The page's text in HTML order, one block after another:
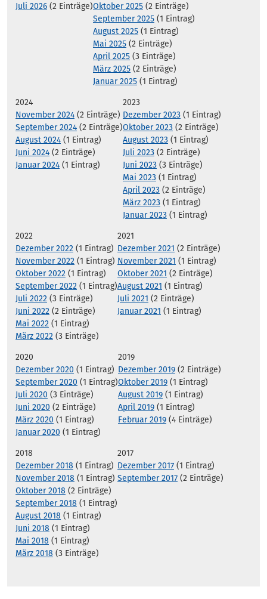
Juli 2026 (2 Einträge)Oktober 2025 (2 Einträge)
September 2025 (1 Eintrag)
August 2025 (1 Eintrag)
Mai 2025 (2 Einträge)
April 2025 (3 Einträge)
März 2025 (2 Einträge)
Januar 2025 (1 Eintrag)
2024
November 2024 (2 Einträge)
September 2024 (2 Einträge)
August 2024 (1 Eintrag)
Juni 2024 (2 Einträge)
Januar 2024 (1 Eintrag)
2023
Dezember 2023 (1 Eintrag)
Oktober 2023 (2 Einträge)
August 2023 (1 Eintrag)
Juli 2023 (2 Einträge)
Juni 2023 (3 Einträge)
Mai 2023 (1 Eintrag)
April 2023 (2 Einträge)
März 2023 (1 Eintrag)
Januar 2023 (1 Eintrag)
2022
Dezember 2022 (1 Eintrag)
November 2022 (1 Eintrag)
Oktober 2022 (1 Eintrag)
September 2022 (1 Eintrag)
Juli 2022 (3 Einträge)
Juni 2022 (2 Einträge)
Mai 2022 (1 Eintrag)
März 2022 (3 Einträge)
2021
Dezember 2021 (2 Einträge)
November 2021 (1 Eintrag)
Oktober 2021 (2 Einträge)
August 2021 (1 Eintrag)
Juli 2021 (2 Einträge)
Januar 2021 (1 Eintrag)
2020
Dezember 2020 (1 Eintrag)
September 2020 (1 Eintrag)
Juli 2020 (3 Einträge)
Juni 2020 (2 Einträge)
März 2020 (1 Eintrag)
Januar 2020 (1 Eintrag)
2019
Dezember 2019 (2 Einträge)
Oktober 2019 (1 Eintrag)
August 2019 (1 Eintrag)
April 2019 (1 Eintrag)
Februar 2019 (4 Einträge)
2018
Dezember 2018 (1 Eintrag)
November 2018 (1 Eintrag)
Oktober 2018 (2 Einträge)
September 2018 (1 Eintrag)
August 2018 (1 Eintrag)
Juni 2018 (1 Eintrag)
Mai 2018 (1 Eintrag)
März 2018 (3 Einträge)
2017
Dezember 2017 (1 Eintrag)
September 2017 (2 Einträge)